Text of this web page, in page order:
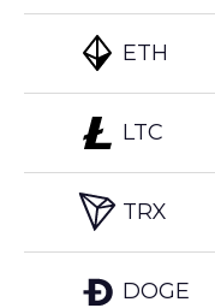
ETH
LTC
TRX
DOGE